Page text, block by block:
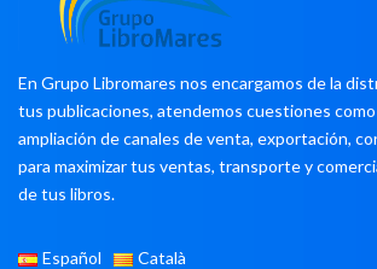
En Grupo Libromares nos encargamos de la
tus publicaciones, atendemos cuestiones como
ampliación de canales de venta, exportación,
para maximizar tus ventas, transporte y
de tus libros.
Español Català